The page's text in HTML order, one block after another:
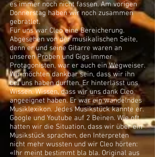
es immer noch nicht fassen. Am vorigen
Donnerstag haben wir noch zusammen
gebrätlet.
Für uns war Cleo eine Bereicherung.
Abgesehen von der musikalischen Seite,
denn er und seine Gitarre waren an
unseren Proben und Gigs immer
Protagonisten, war er auch ein Wegweiser.
Wir möchten dankbar sein, dass wir ihn
bei uns haben durften. Er hinterlässt uns
Wissen. Wissen, dass wir uns dank Cleo
angeeignet haben. Er war ein wandelndes
Musiklexikon. Jedes Musikstück kannte er.
Google und Youtube auf 2 Beinen. Wie oft
hatten wir die Situation, dass wir über ein
Musikstück sprachen, den Interpreten
nicht mehr wussten und wir Cleo hörten:
«Ihr meint bestimmt bla bla. Original aus